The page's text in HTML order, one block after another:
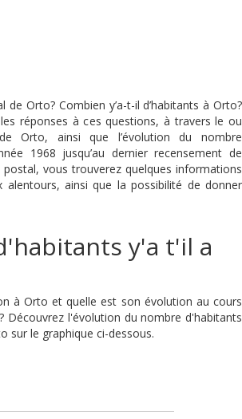
Orto? Combien y’a-t-il d’habitants à Orto?
réponses à ces questions, à travers le ou
Orto, ainsi que l’évolution du nombre
1968 jusqu’au dernier recensement de
postal, vous trouverez quelques informations
alentours, ainsi que la possibilité de donner
y'a t'il a
à Orto et quelle est son évolution au cours
Découvrez l'évolution du nombre d'habitants
sur le graphique ci-dessous.